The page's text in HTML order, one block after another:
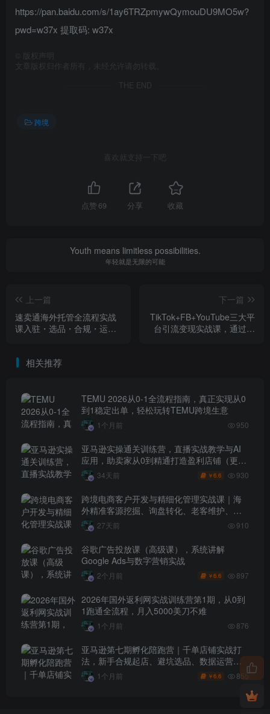
https://pan.baidu.com/s/1ay6TRZpmywQymouDU9MO5w?
pwd=w37x 提取码: w37x
版权声明
文章版权归作者所有，未经允许请勿转载。
THE END
跨境
喜欢就支持一下吧
点赞 69 分享 收藏
Youth means limitless possibilities.
年轻就是无限的可能
上一篇
速卖通海外托管全流程实战
课入驻・选品・合规・运营
下一篇
TikTok+FB+YouTube三大平
台引流变现实战课，通过社
相关推荐
TEMU 2026从0-1全流程指南，真正实现从0
到1稳定出单，轻松玩转TEMU跨境生意
1个月前 950
亚马逊实操通关训练营，直播实战教学与AI
应用，助卖家从0到精通打造盈利店铺（更新
7月3日）
34天前 ￥6.6 930
跨境电商客户开发与精细化管理实战课｜海
外精准客源挖掘、询盘转化、老客维护、客
户分层全流程落地教程
27天前 910
谷歌广告投放课（高级课），系统讲解
Google Ads与数字营销实战
2个月前 ￥6.6 897
2026年国外返利网实战训练营第1期，从0到
1跑通全流程，月入5000美刀不难
1个月前 876
亚马逊第七期孵化陪跑营｜千单店铺实战打
法，新手合规起店、避坑选品、数据运营全
落地（更新0625）
1个月前 ￥6.6 855